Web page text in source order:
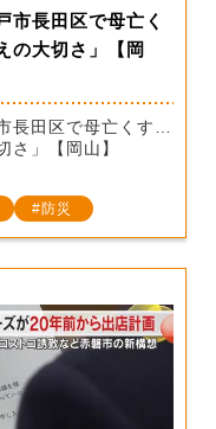
市長田区で母亡く
の大切さ」【岡
長田区で母亡くす…
さ」【岡山】
防災